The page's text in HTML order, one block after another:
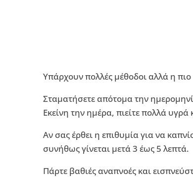
Υπάρχουν πολλές μέθοδοι αλλά η πιο
Σταματήσετε απότομα την
Εκείνη την ημέρα, πιείτε πολλά
Αν σας έρθει η επιθυμία για να
συνήθως γίνεται μετά 3 έως 5 λεπτά.
Πάρτε βαθιές αναπνοές και